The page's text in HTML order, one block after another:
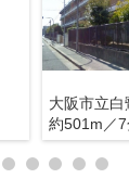
大阪市立白
約501m／